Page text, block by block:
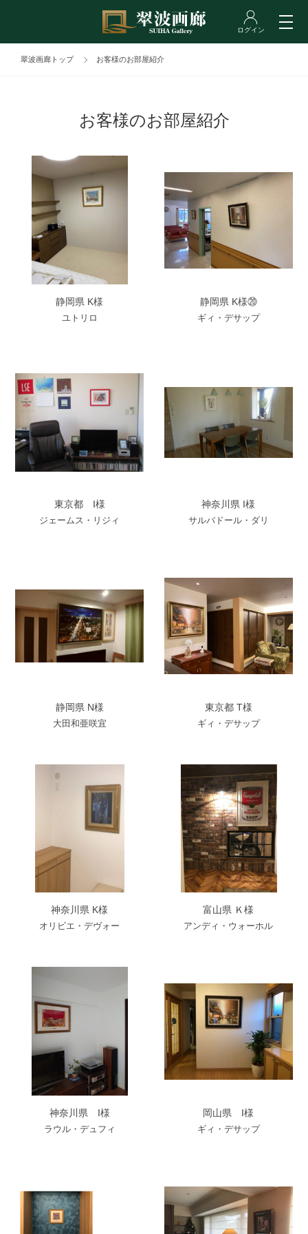
翠波画廊トップ お客様のお部屋紹介
お客様のお部屋紹介
静岡県 K様
ユトリロ
静岡県 K様⑳
ギィ・デサップ
東京都 I様
ジェームス・リジィ
神奈川県 I様
サルバドール・ダリ
静岡県 N様
大田和亜咲宜
東京都 T様
ギィ・デサップ
神奈川県 K様
オリビエ・デヴォー
富山県 Ｋ様
アンディ・ウォーホル
神奈川県 I様
ラウル・デュフィ
岡山県 I様
ギィ・デサップ